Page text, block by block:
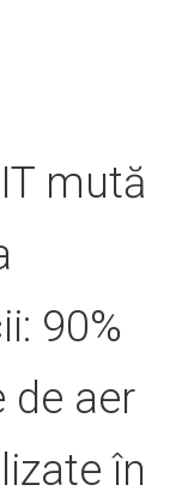
mută
90%
de aer
în